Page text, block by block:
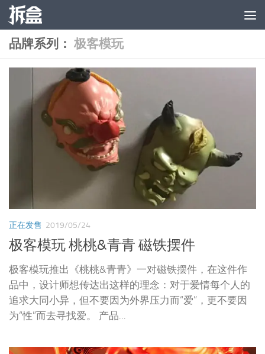
跳至内容
品牌系列： 极客模玩
正在发售 2019/05/24
极客模玩 桃桃&青青 磁铁摆件
极客模玩推出《桃桃&青青》一对磁铁摆件，在这件作
品中，设计师想传达出这样的理念：对于爱情每个人的
追求大同小异，但不要因为外界压力而“爱”，更不要因
为“性”而去寻找爱。 产品...